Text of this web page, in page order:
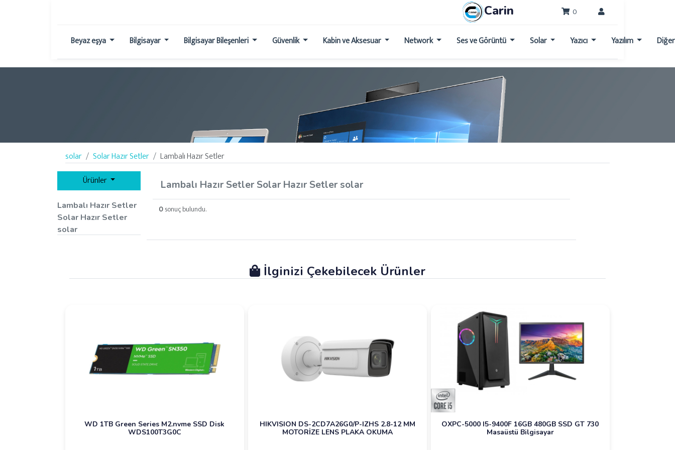
Carin 0
Beyaz eşya Bilgisayar Bilgisayar Bileşenleri Güvenlik Kabin ve Aksesuar Network Ses ve Görüntü Solar Yazıcı Yazılım
solar Solar Hazır Setler
Lambalı Hazır Setler
Ürünler
Lambalı Hazır Setler
Solar Hazır Setler
solar
Lambalı Hazır Setler Solar Hazır Setler solar
0sonuç bulundu.
İlginizi Çekebilecek Ürünler
WD 1TB Green Series M2.nvme SSD Disk
WDS100T3G0C
HIKVISION DS-2CD7A26G0/P-IZHS 2.8-12 MM
MOTORİZE LENS PLAKA OKUMA
OXPC-5000 I5-9400F 16GB 480GB SSD GT 730
Masaüstü Bilgisayar